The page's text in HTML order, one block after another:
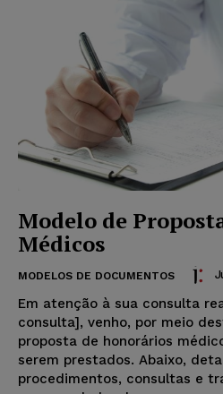
Modelo de
Médicos
MODELOS DE DOCUMENTOS
Em atenção à sua consulta
consulta], venho, por meio
proposta de honorários
serem prestados. Abaixo,
procedimentos, consultas e